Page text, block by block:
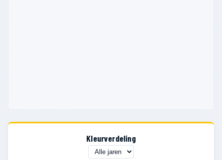
Kleurverdeling